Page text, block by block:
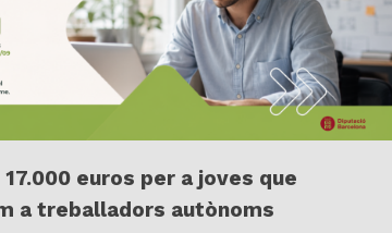
euros per a joves que
a treballadors autònoms